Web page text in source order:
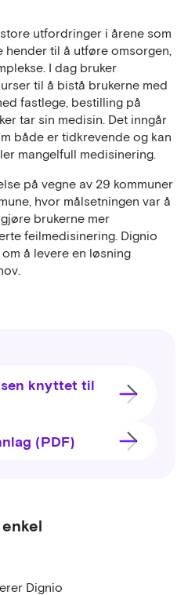
utfordringer i årene som
til å utføre omsorgen,
I dag bruker
til å bistå brukerne med
fastlege, bestilling på
tar sin medisin. Det inngår
både er tidkrevende og kan
mangelfull medisinering.
på vegne av 29 kommuner
hvor målsetningen var å
brukerne mer
feilmedisinering. Dignio
å levere en løsning
knyttet til
(PDF)
Dignio